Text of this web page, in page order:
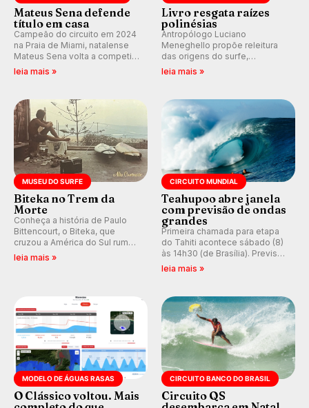
Mateus Sena defende
título em casa
Campeão do circuito em 2024
na Praia de Miami, natalense
Mateus Sena volta a competir
em casa em busca de manter a
hegemonia potiguar em etapa
leia mais »
Livro resgata raízes
polinésias
Antropólogo Luciano
Meneghello propõe releitura
das origens do surfe,
resgatando a cultura polinésia
e questionando a visão
prática em esporte e indústria.
leia mais »
MUSEU DO SURFE
Biteka no Trem da
Morte
Conheça a história de Paulo
Bittencourt, o Biteka, que
cruzou a América do Sul rumo
ao Pacífico em uma jornada
que se tornou um marco de
leia mais »
CIRCUITO MUNDIAL
Teahupoo abre janela
com previsão de ondas
grandes
Primeira chamada para etapa
do Tahiti acontece sábado (8)
às 14h30 (de Brasília). Previsão
indica swell consistente.
Medina embarca para evento e
Kelly Slater convidado.
leia mais »
MODELO DE ÁGUAS RASAS
O Clássico voltou. Mais
CIRCUITO BANCO DO BRASIL
Circuito QS